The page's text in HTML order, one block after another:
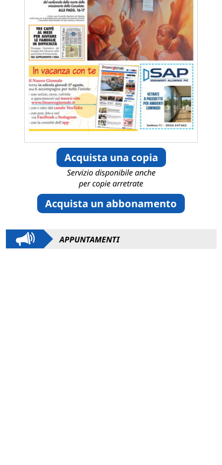
Acquista una copia
Servizio disponibile anche
per copie arretrate
Acquista un abbonamento
APPUNTAMENTI